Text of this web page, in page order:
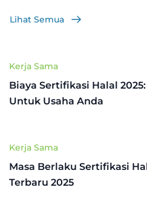
Lihat Semua
Kerja Sama
Biaya Sertifikasi Halal
Untuk Usaha Anda
Kerja Sama
Masa Berlaku Sertifikasi
Terbaru 2025